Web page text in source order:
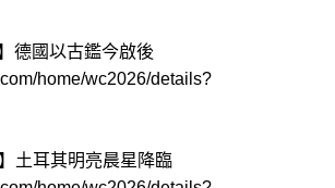
德國以古鑑今啟後
home/wc2026/details?
土耳其明亮晨星降臨